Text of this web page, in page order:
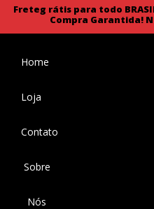
Freteg rátis para todo
Compra Garantida!
Home
Loja
Contato
Sobre
Nós